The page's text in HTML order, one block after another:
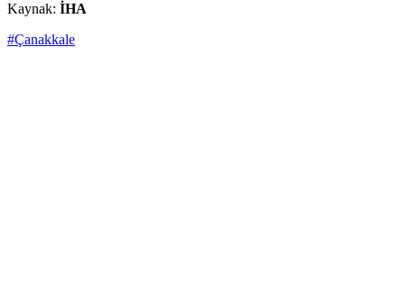
Kaynak: İHA
#Çanakkale